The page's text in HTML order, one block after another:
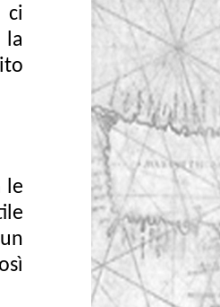
ci
la
le